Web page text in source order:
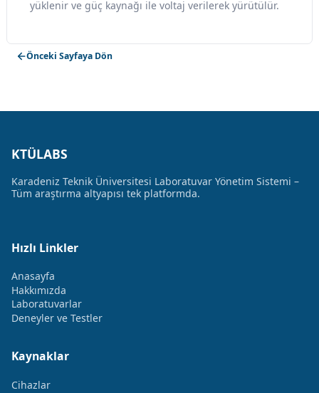
yüklenir ve güç kaynağı ile voltaj verilerek yürütülür.
Önceki Sayfaya Dön
KTÜLABS
Karadeniz Teknik Üniversitesi Laboratuvar Yönetim Sistemi –
Tüm araştırma altyapısı tek platformda.
Hızlı Linkler
Anasayfa
Hakkımızda
Laboratuvarlar
Deneyler ve Testler
Kaynaklar
Cihazlar